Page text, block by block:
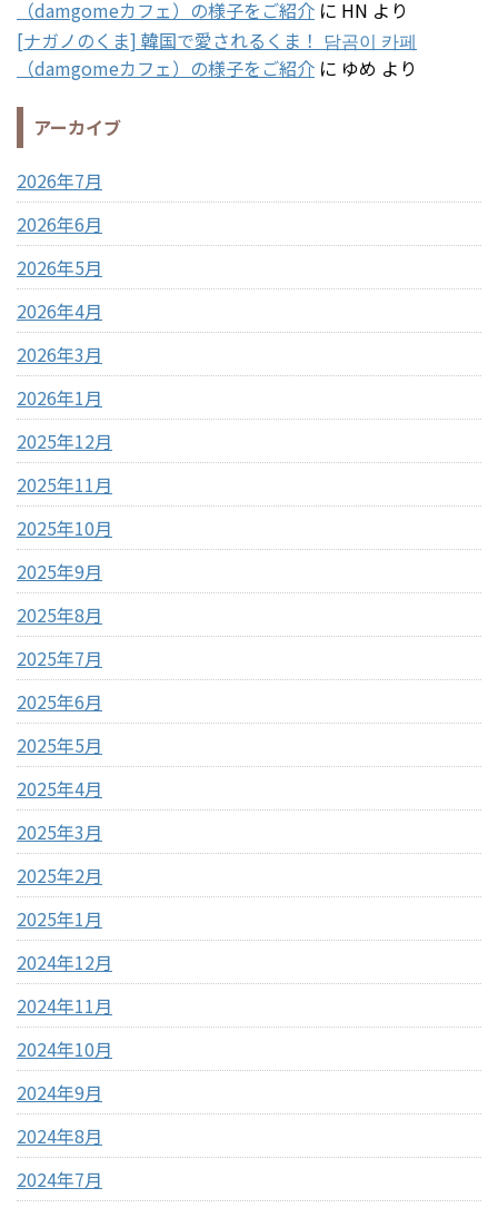
（damgomeカフェ）の様子をご紹介 に HN より
[ナガノのくま] 韓国で愛されるくま！ 담곰이 카페
（damgomeカフェ）の様子をご紹介 に ゆめ より
アーカイブ
2026年7月
2026年6月
2026年5月
2026年4月
2026年3月
2026年1月
2025年12月
2025年11月
2025年10月
2025年9月
2025年8月
2025年7月
2025年6月
2025年5月
2025年4月
2025年3月
2025年2月
2025年1月
2024年12月
2024年11月
2024年10月
2024年9月
2024年8月
2024年7月